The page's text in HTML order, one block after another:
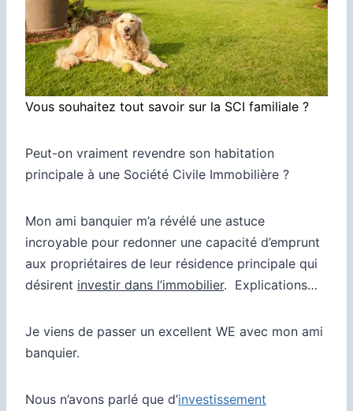
Vous souhaitez tout savoir sur la SCI familiale ?
Peut-on vraiment revendre son habitation
principale à une Société Civile Immobilière ?
Mon ami banquier m’a révélé une astuce
incroyable pour redonner une capacité d’emprunt
aux propriétaires de leur résidence principale qui
désirent investir dans l’immobilier. Explications…
Je viens de passer un excellent WE avec mon ami
banquier.
Nous n’avons parlé que d’investissement